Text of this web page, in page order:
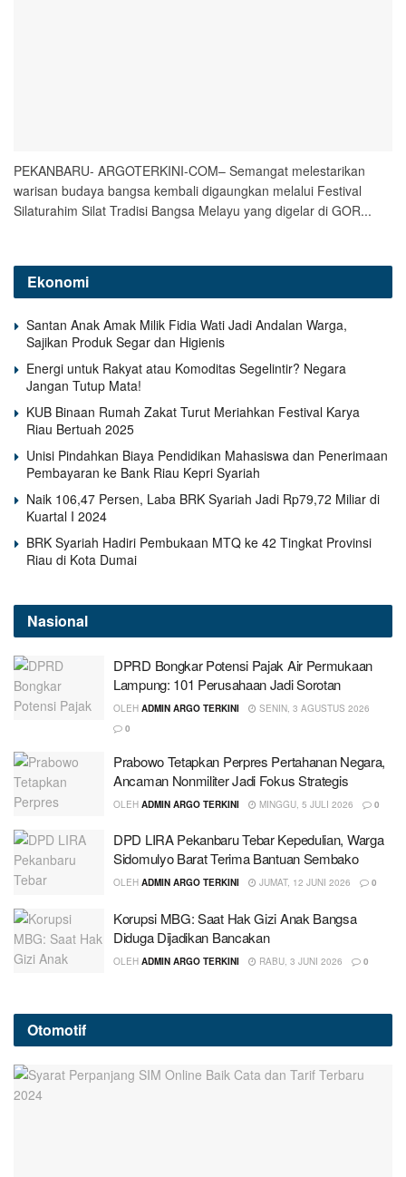
PEKANBARU- ARGOTERKINI-COM– Semangat melestarikan
warisan budaya bangsa kembali digaungkan melalui Festival
Silaturahim Silat Tradisi Bangsa Melayu yang digelar di GOR...
Ekonomi
Santan Anak Amak Milik Fidia Wati Jadi Andalan Warga,
Sajikan Produk Segar dan Higienis
Energi untuk Rakyat atau Komoditas Segelintir? Negara
Jangan Tutup Mata!
KUB Binaan Rumah Zakat Turut Meriahkan Festival Karya
Riau Bertuah 2025
Unisi Pindahkan Biaya Pendidikan Mahasiswa dan Penerimaan
Pembayaran ke Bank Riau Kepri Syariah
Naik 106,47 Persen, Laba BRK Syariah Jadi Rp79,72 Miliar di
Kuartal I 2024
BRK Syariah Hadiri Pembukaan MTQ ke 42 Tingkat Provinsi
Riau di Kota Dumai
Nasional
DPRD Bongkar Potensi Pajak Air Permukaan
Lampung: 101 Perusahaan Jadi Sorotan
OLEH ADMIN ARGO TERKINI
SENIN, 3 AGUSTUS 2026
0
Prabowo Tetapkan Perpres Pertahanan Negara,
Ancaman Nonmiliter Jadi Fokus Strategis
OLEH ADMIN ARGO TERKINI MINGGU, 5 JULI 2026 0
DPD LIRA Pekanbaru Tebar Kepedulian, Warga
Sidomulyo Barat Terima Bantuan Sembako
OLEH ADMIN ARGO TERKINI JUMAT, 12 JUNI 2026 0
Korupsi MBG: Saat Hak Gizi Anak Bangsa
Diduga Dijadikan Bancakan
OLEH ADMIN ARGO TERKINI RABU, 3 JUNI 2026 0
Otomotif